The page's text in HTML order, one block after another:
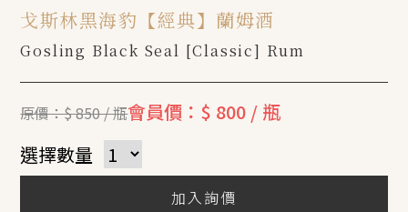
戈斯林黑海豹【經典】蘭姆酒
Gosling Black Seal [Classic] Rum
原價：$ 850 / 瓶會員價：$ 800 / 瓶
選擇數量
加入詢價